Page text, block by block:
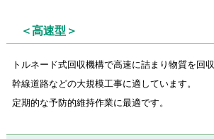
＜高速型＞
トルネード式回収機構で高速に詰まり物質を回収
幹線道路などの大規模工事に適しています。
定期的な予防的維持作業に最適です。